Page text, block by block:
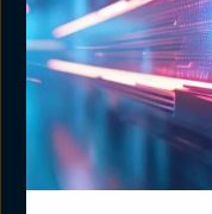
FEEI
Elektro- und
Mariahilfer
1060 Wien,
info@feei.at